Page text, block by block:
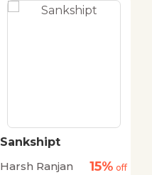
Sankshipt
Harsh Ranjan
15% off